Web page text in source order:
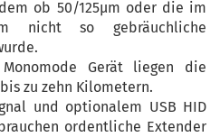
ob 50/125µm oder die im
nicht so gebräuchliche
Gerät liegen die
zu zehn Kilometern.
und optionalem USB HID
ordentliche Extender